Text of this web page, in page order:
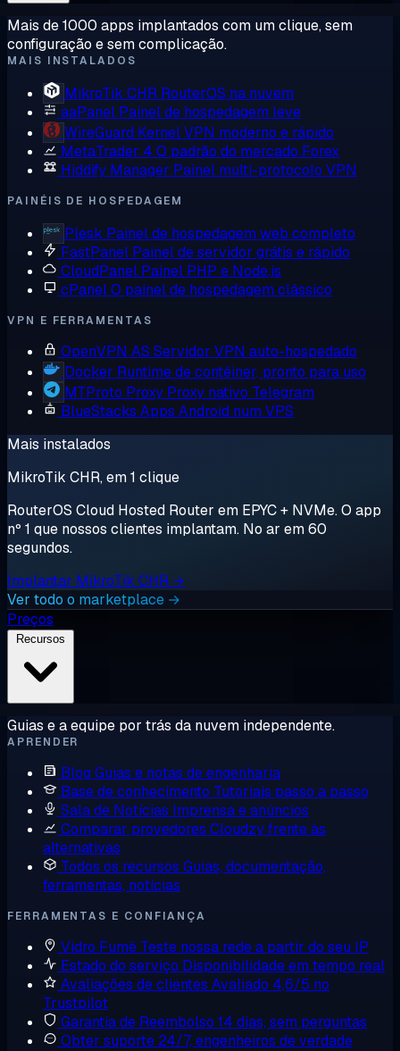
Mais de 1000 apps implantados com um clique, sem
configuração e sem complicação.
MAIS INSTALADOS
MikroTik CHR RouterOS na nuvem
aaPanel Painel de hospedagem leve
WireGuard Kernel VPN moderno e rápido
MetaTrader 4 O padrão do mercado Forex
Hiddify Manager Painel multi-protocolo VPN
PAINÉIS DE HOSPEDAGEM
Plesk Painel de hospedagem web completo
FastPanel Painel de servidor grátis e rápido
CloudPanel Painel PHP e Node.js
cPanelO painel de hospedagem clássico
VPN E FERRAMENTAS
OpenVPN AS Servidor VPN auto-hospedado
Docker Runtime de contêiner, pronto para uso
MTProto Proxy Proxy nativo Telegram
BlueStacks Apps Android num VPS
Mais instalados
MikroTik CHR, em 1 clique
RouterOS Cloud Hosted Router em EPYC + NVMe. O app
nº 1 que nossos clientes implantam. No ar em 60
segundos.
Implantar MikroTik CHR →
Ver todo o marketplace →
Preços
Guias e a equipe por trás da nuvem independente.
APRENDER
Blog Guias e notas de engenharia
Base de conhecimento Tutoriais passo a passo
Sala de Notícias Imprensa e anúncios
Comparar provedores Cloudzy frente às
alternativas
Todos os recursos Guias, documentação,
ferramentas, notícias
FERRAMENTAS E CONFIANÇA
Vidro Fumê Teste nossa rede a partir do seu IP
Estado do serviço Disponibilidade em tempo real
Avaliações de clientes Avaliado 4,6/5 no
Trustpilot
Garantia de Reembolso 14 dias, sem perguntas
Obter suporte 24/7, engenheiros de verdade